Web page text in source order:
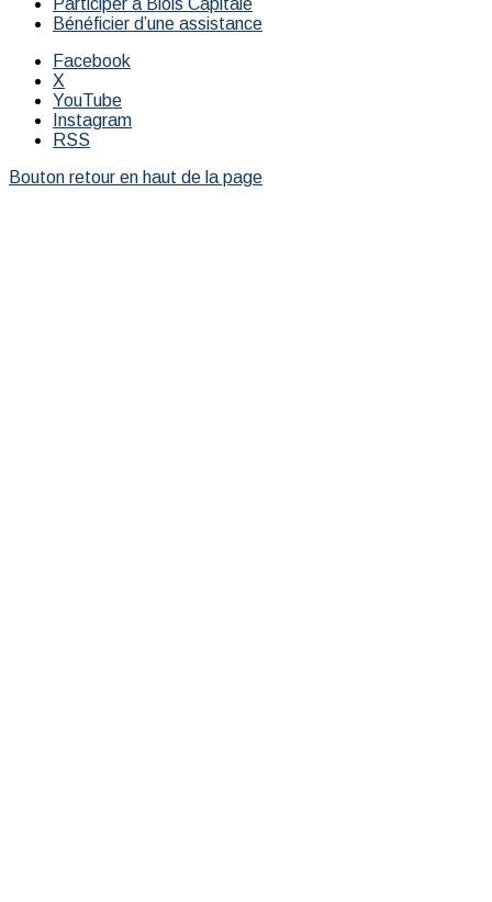
Participer à Blois Capitale
Bénéficier d’une assistance
Facebook
X
YouTube
Instagram
RSS
Bouton retour en haut de la page